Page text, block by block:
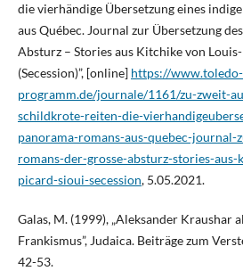
die vierhändige Übersetzung eines
aus Québec. Journal zur Übersetzung
Absturz – Stories aus Kitchike von
(Secession)”, [online] https://www.toledo-
programm.de/journale/1161/zu-zweit-
schildkrote-reiten-die-
panorama-romans-aus-quebec-journal-
romans-der-grosse-absturz-stories-
picard-sioui-secession, 5.05.2021.
Galas, M. (1999), „Aleksander Kraushar
Frankismus”, Judaica. Beiträge zum
42-53.